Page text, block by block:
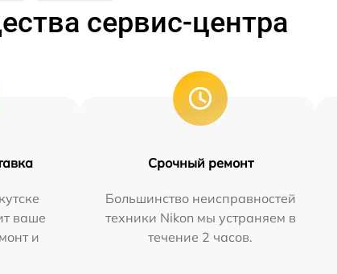
сервис-центра
ваше
и
Срочный ремонт
Большинство неисправностей
техники Nikon мы устраняем в
течение 2 часов.